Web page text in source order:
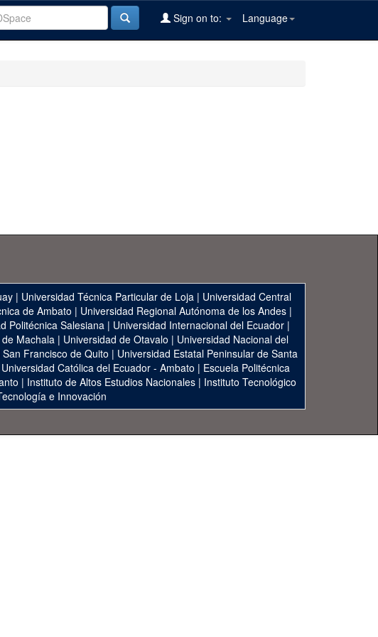
Language
Sign on to:
| Universidad Técnica Particular de Loja | Universidad Central
de Ambato | Universidad Regional Autónoma de los Andes|
Politécnica Salesiana| Universidad Internacional del Ecuador|
Machala | Universidad de Otavalo | Universidad Nacional del
Francisco de Quito | Universidad Estatal Peninsular de Santa
Católica del Ecuador - Ambato | Escuela Politécnica
| Instituto de Altos Estudios Nacionales | Instituto Tecnológico
e Innovación